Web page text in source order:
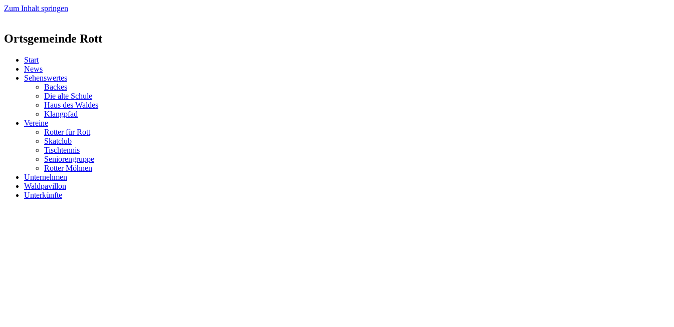
Zum Inhalt springen
Ortsgemeinde Rott
Start
News
Sehenswertes
Backes
Die alte Schule
Haus des Waldes
Klangpfad
Vereine
Rotter für Rott
Skatclub
Tischtennis
Seniorengruppe
Rotter Möhnen
Unternehmen
Waldpavillon
Unterkünfte